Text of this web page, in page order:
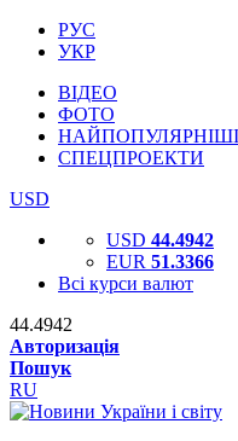
РУС
УКР
ВІДЕО
ФОТО
НАЙПОПУЛЯРНІШІ
СПЕЦПРОЕКТИ
USD
USD 44.4942
EUR 51.3366
Всі курси валют
44.4942
Авторизація
Пошук
RU